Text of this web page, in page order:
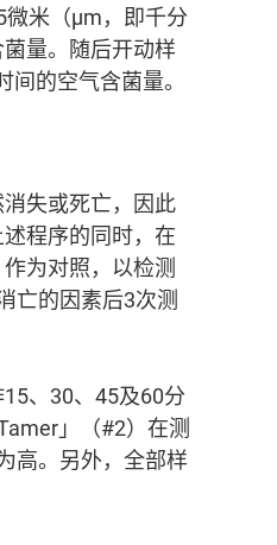
米（µm，即千分
量。随后开动样
的空气含菌量。
失或死亡，因此
程序的同时，在
为对照，以检测
亡的因素后3次测
、30、45及60分
」（#2）在测
高。另外，全部样